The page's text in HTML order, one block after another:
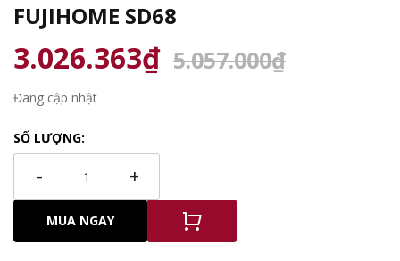
FUJIHOME SD68
3.026.363₫ 5.057.000₫
Đang cập nhật
SỐ LƯỢNG:
- +
MUA NGAY